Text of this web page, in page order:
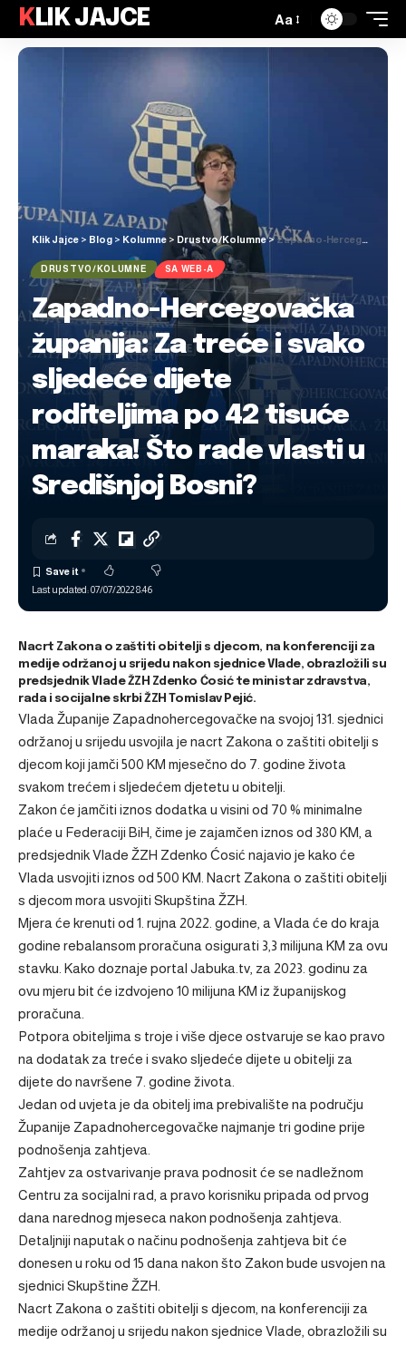
KLIK JAJCE Aa
Klik Jajce > Blog > Kolumne > Drustvo/Kolumne>Zapadno-Hercegovačka županija: Za treće i svako sljedeće dijete roditeljima po 42 tisuće maraka! Što rade vlasti u Središnjoj Bosni?
DRUSTVO/KOLUMNE SA WEB-A
Zapadno-Hercegovačka
županija: Za treće i svako
sljedeće dijete
roditeljima po 42 tisuće
maraka! Što rade vlasti u
Središnjoj Bosni?
Last updated: 07/07/2022 8:46
Nacrt Zakona o zaštiti obitelji s djecom, na konferenciji za
medije održanoj u srijedu nakon sjednice Vlade, obrazložili su
predsjednik Vlade ŽZH Zdenko Ćosić te ministar zdravstva,
rada i socijalne skrbi ŽZH Tomislav Pejić.
Vlada Županije Zapadnohercegovačke na svojoj 131. sjednici
održanoj u srijedu usvojila je nacrt Zakona o zaštiti obitelji s
djecom koji jamči 500 KM mjesečno do 7. godine života
svakom trećem i sljedećem djetetu u obitelji.
Zakon će jamčiti iznos dodatka u visini od 70 % minimalne
plaće u Federaciji BiH, čime je zajamčen iznos od 380 KM, a
predsjednik Vlade ŽZH Zdenko Ćosić najavio je kako će
Vlada usvojiti iznos od 500 KM. Nacrt Zakona o zaštiti obitelji
s djecom mora usvojiti Skupština ŽZH.
Mjera će krenuti od 1. rujna 2022. godine, a Vlada će do kraja
godine rebalansom proračuna osigurati 3,3 milijuna KM za ovu
stavku. Kako doznaje portal Jabuka.tv, za 2023. godinu za
ovu mjeru bit će izdvojeno 10 milijuna KM iz županijskog
proračuna.
Potpora obiteljima s troje i više djece ostvaruje se kao pravo
na dodatak za treće i svako sljedeće dijete u obitelji za
dijete do navršene 7. godine života.
Jedan od uvjeta je da obitelj ima prebivalište na području
Županije Zapadnohercegovačke najmanje tri godine prije
podnošenja zahtjeva.
Zahtjev za ostvarivanje prava podnosit će se nadležnom
Centru za socijalni rad, a pravo korisniku pripada od prvog
dana narednog mjeseca nakon podnošenja zahtjeva.
Detaljniji naputak o načinu podnošenja zahtjeva bit će
donesen u roku od 15 dana nakon što Zakon bude usvojen na
sjednici Skupštine ŽZH.
Nacrt Zakona o zaštiti obitelji s djecom, na konferenciji za
medije održanoj u srijedu nakon sjednice Vlade, obrazložili su